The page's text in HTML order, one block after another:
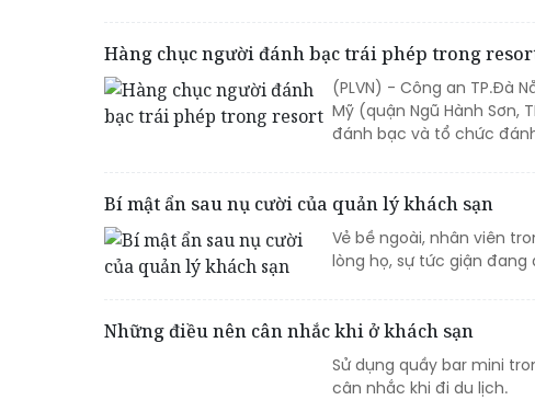
Hàng chục người đánh bạc trái phép trong
(PLVN) - Công an TP.Đà
Mỹ (quận Ngũ Hành Sơn,
đánh bạc và tổ chức
Bí mật ẩn sau nụ cười của quản lý khách sạn
Vẻ bề ngoài, nhân viên
lòng họ, sự tức giận đang
Những điều nên cân nhắc khi ở khách sạn
Sử dụng quầy bar mini
cân nhắc khi đi du lịch.